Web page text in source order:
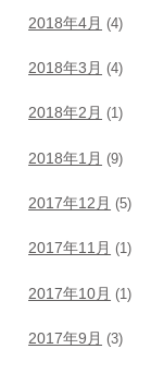
2018年4月 (4)
2018年3月 (4)
2018年2月 (1)
2018年1月 (9)
2017年12月 (5)
2017年11月 (1)
2017年10月 (1)
2017年9月 (3)